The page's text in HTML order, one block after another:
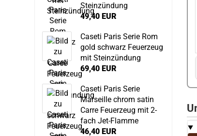
Steinzündung
49,40 EUR
Caseti Paris Serie Rom
gold schwarz Feuerzeug
mit Steinzündung
69,40 EUR
Caseti Paris Serie
Marseille chrom satin
Carre Feuerzeug mit 2-
fach Jet-Flamme
46,40 EUR